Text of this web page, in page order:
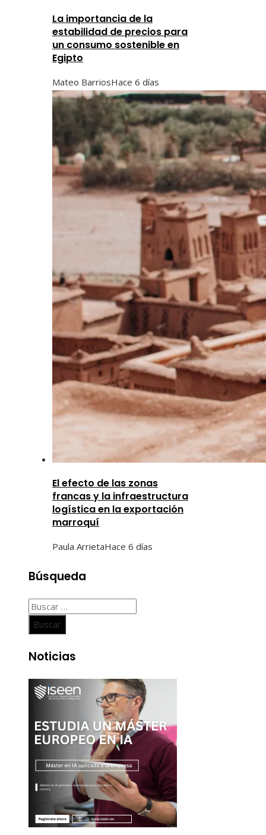
La importancia de la
estabilidad de precios para
un consumo sostenible en
Egipto
Mateo BarriosHace 6 días
El efecto de las zonas
francas y la infraestructura
logística en la exportación
marroquí
Paula ArrietaHace 6 días
Búsqueda
Buscar:
Noticias